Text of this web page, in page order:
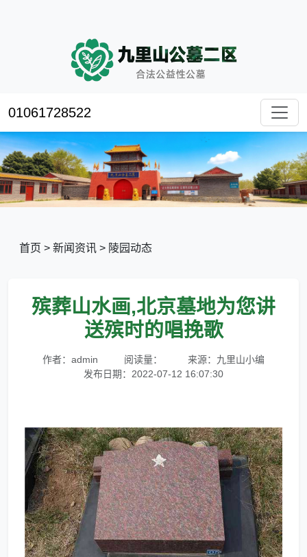
01061728522
首页 > 新闻资讯 > 陵园动态
殡葬山水画,北京墓地为您讲
送殡时的唱挽歌
作者：admin 阅读量：
来源：九里山小编
发布日期：2022-07-12 16:07:30